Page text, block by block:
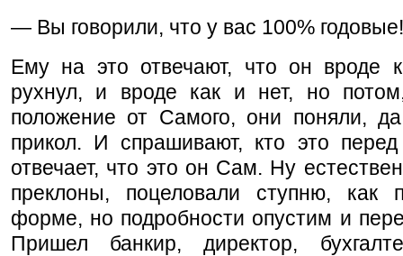
— Вы говорили, что у вас 100% годовые!
Ему на это отвечают, что он вроде
рухнул, и вроде как и нет, но
положение от Самого, они поняли,
прикол. И спрашивают, кто это
отвечает, что это он Сам. Ну
преклоны, поцеловали ступню, как
форме, но подробности опустим и
Пришел банкир, директор,